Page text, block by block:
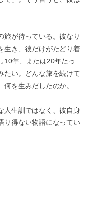
旅が待っている。彼なり
生き、彼だけがたどり着
10年、または20年たっ
たい。どんな旅を続けて
を生みだしたのか。
人生訓ではなく、彼自身
り得ない物語になってい